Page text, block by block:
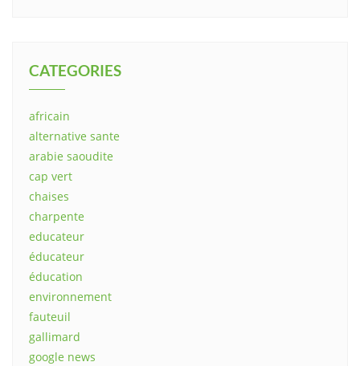
CATEGORIES
africain
alternative sante
arabie saoudite
cap vert
chaises
charpente
educateur
éducateur
éducation
environnement
fauteuil
gallimard
google news